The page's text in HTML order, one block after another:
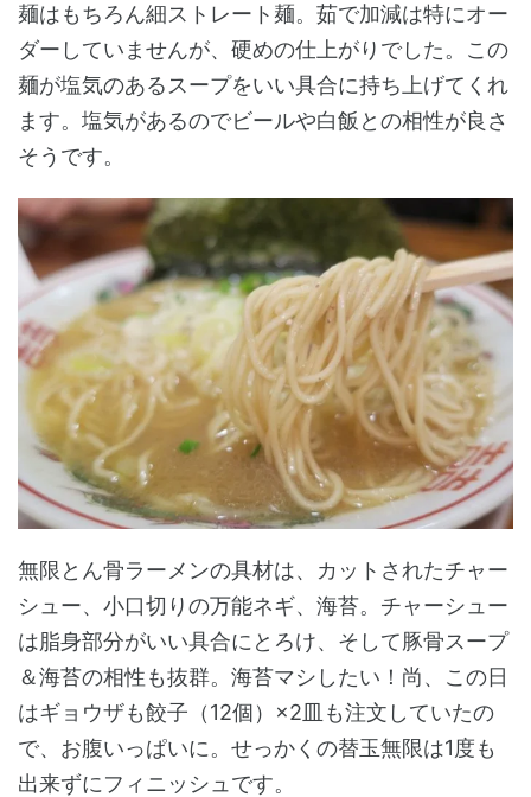
麺はもちろん細ストレート麺。茹で加減は特にオー
ダーしていませんが、硬めの仕上がりでした。この
麺が塩気のあるスープをいい具合に持ち上げてくれ
ます。塩気があるのでビールや白飯との相性が良さ
そうです。
無限とん骨ラーメンの具材は、カットされたチャー
シュー、小口切りの万能ネギ、海苔。チャーシュー
は脂身部分がいい具合にとろけ、そして豚骨スープ
＆海苔の相性も抜群。海苔マシしたい！尚、この日
はギョウザも餃子（12個）×2皿も注文していたの
で、お腹いっぱいに。せっかくの替玉無限は1度も
出来ずにフィニッシュです。